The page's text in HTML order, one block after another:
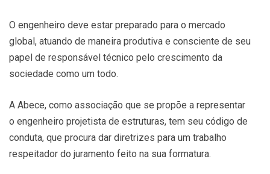
O engenheiro deve estar preparado para o mercado
global, atuando de maneira produtiva e consciente de seu
papel de responsável técnico pelo crescimento da
sociedade como um todo.
A Abece, como associação que se propõe a representar
o engenheiro projetista de estruturas, tem seu código de
conduta, que procura dar diretrizes para um trabalho
respeitador do juramento feito na sua formatura.